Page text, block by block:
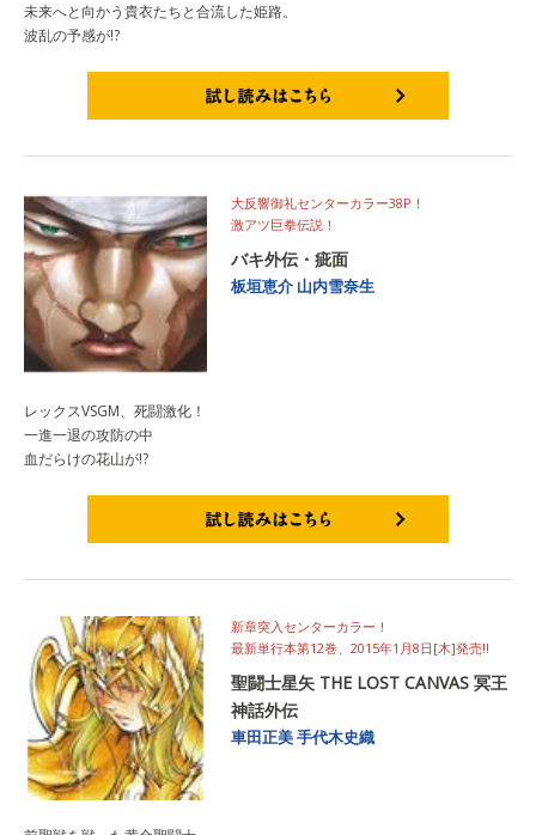
未来へと向かう貴衣たちと合流した姫路。
波乱の予感が!?
大反響御礼センターカラー38P！
激アツ巨拳伝説！
バキ外伝・疵面
板垣恵介 山内雪奈生
レックスVSGM、死闘激化！
一進一退の攻防の中
血だらけの花山が!?
新章突入センターカラー！
最新単行本第12巻、2015年1月8日[木]発売!!
聖闘士星矢 THE LOST CANVAS 冥王
神話外伝
車田正美手代木史織